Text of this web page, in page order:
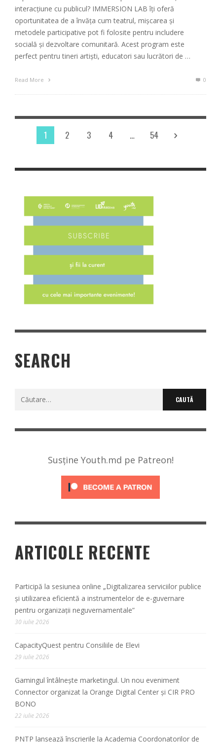
interacțiune cu publicul? IMMERSION LAB îți oferă
oportunitatea de a învăța cum teatrul, mișcarea și
metodele participative pot fi folosite pentru includere
socială și dezvoltare comunitară. Acest program este
perfect pentru tineri artiști, educatori sau lucrători de …
Read More 0
1 2 3 4 … 54
SEARCH
Caută
Susține Youth.md pe Patreon!
ARTICOLE RECENTE
Participă la sesiunea online „Digitalizarea serviciilor publice
și utilizarea eficientă a instrumentelor de e-guvernare
pentru organizații neguvernamentale”
30 iulie 2026
CapacityQuest pentru Consiliile de Elevi
29 iulie 2026
Gamingul întâlnește marketingul. Un nou eveniment
Connector organizat la Orange Digital Center și CIR PRO
BONO
22 iulie 2026
PNTP lansează înscrierile la Academia Coordonatorilor de